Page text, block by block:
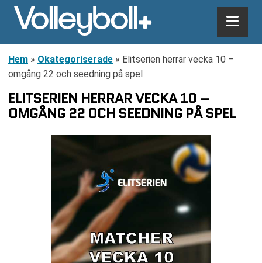
Hem » Okategoriserade » Elitserien herrar vecka 10 –
omgång 22 och seedning på spel
ELITSERIEN HERRAR VECKA 10 –
OMGÅNG 22 OCH SEEDNING PÅ SPEL